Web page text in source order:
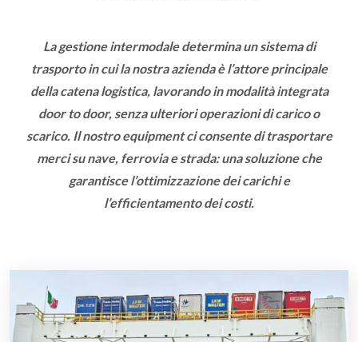
La gestione intermodale determina un sistema di
trasporto in cui la nostra azienda è l’attore principale
della catena logistica, lavorando in modalità integrata
door to door, senza ulteriori operazioni di carico o
scarico. Il nostro equipment ci consente di trasportare
merci su nave, ferrovia e strada: una soluzione che
garantisce l’ottimizzazione dei carichi e
l’efficientamento dei costi.